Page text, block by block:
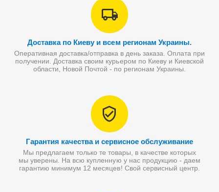
Доставка по Киеву и всем регионам Украины.
Оперативная доставка/отправка в день заказа. Оплата при
получении. Доставка своим курьером по Киеву и Киевской
области, Новой Почтой - по регионам Украины.
Гарантия качества и сервисное обслуживание
Мы предлагаем только те товары, в качестве которых
мы уверены. На всю купленную у нас продукцию - даем
гарантию минимум 12 месяцев! Свой сервисный центр.